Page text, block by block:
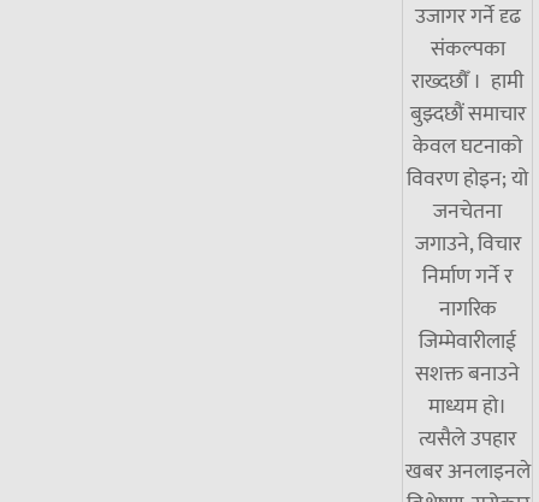
उजागर गर्ने दृढ
संकल्पका
राख्दछौँ । हामी
बुझ्दछौं समाचार
केवल घटनाको
विवरण होइन; यो
जनचेतना
जगाउने, विचार
निर्माण गर्ने र
नागरिक
जिम्मेवारीलाई
सशक्त बनाउने
माध्यम हो।
त्यसैले उपहार
खबर अनलाइनले